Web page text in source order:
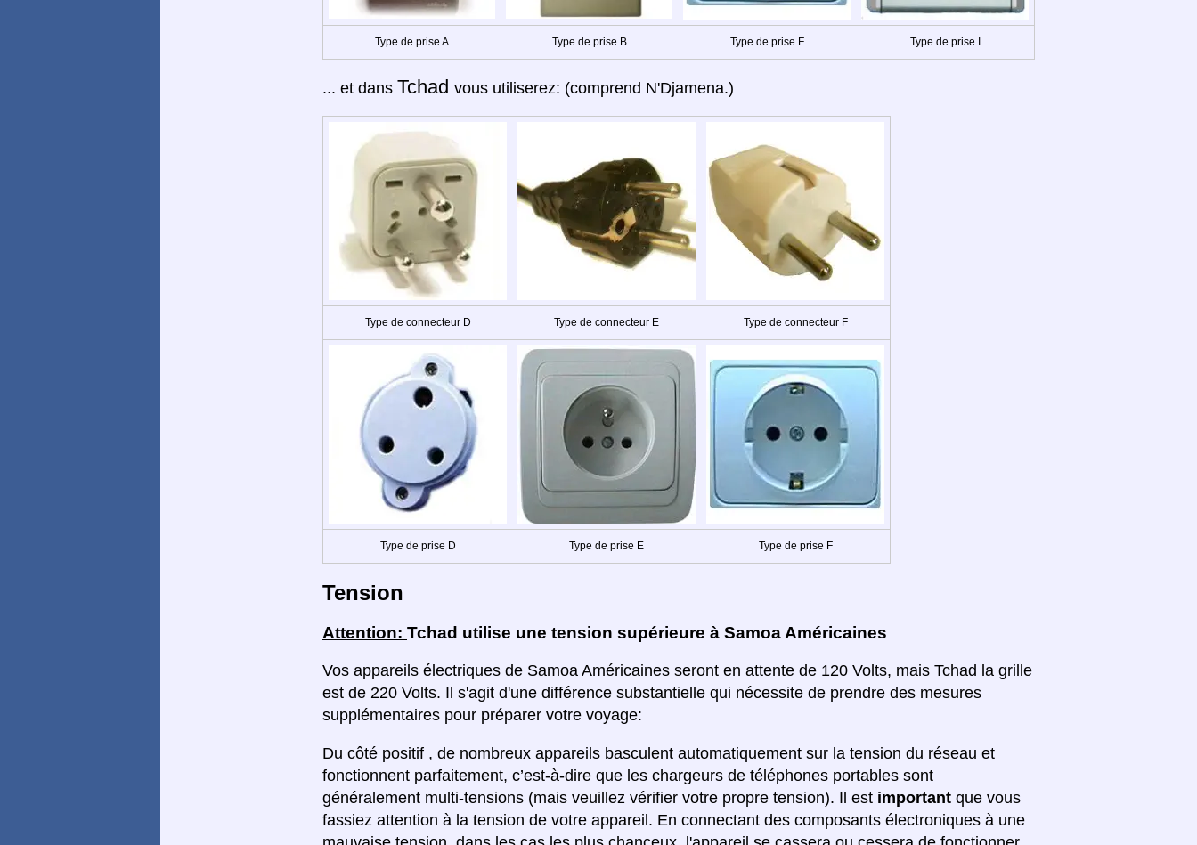
Type de prise A Type de prise B Type de prise F Type de prise I
... et dans Tchad vous utiliserez: (comprend N'Djamena.)
Type de connecteur D Type de connecteur E Type de connecteur F
Type de prise D Type de prise E Type de prise F
Tension
Attention: Tchad utilise une tension supérieure à Samoa Américaines
Vos appareils électriques de Samoa Américaines seront en attente de 120 Volts, mais Tchad la grille
est de 220 Volts. Il s'agit d'une différence substantielle qui nécessite de prendre des mesures
supplémentaires pour préparer votre voyage:
Du côté positif , de nombreux appareils basculent automatiquement sur la tension du réseau et
fonctionnent parfaitement, c’est-à-dire que les chargeurs de téléphones portables sont
généralement multi-tensions (mais veuillez vérifier votre propre tension). Il est important que vous
fassiez attention à la tension de votre appareil. En connectant des composants électroniques à une